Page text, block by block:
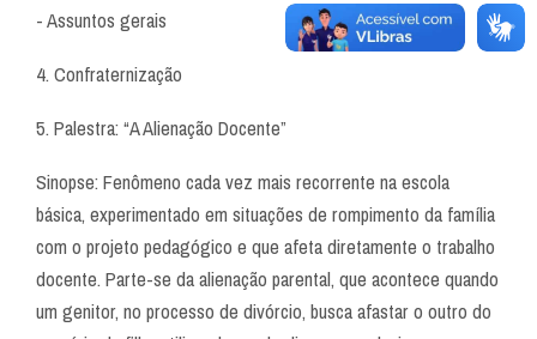
- Assuntos gerais
4. Confraternização
5. Palestra: “A Alienação Docente”
Sinopse: Fenômeno cada vez mais recorrente na escola
básica, experimentado em situações de rompimento da família
com o projeto pedagógico e que afeta diretamente o trabalho
docente. Parte-se da alienação parental, que acontece quando
um genitor, no processo de divórcio, busca afastar o outro do